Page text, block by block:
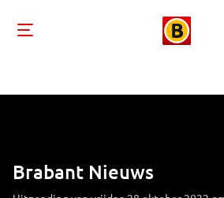
Brabant Nieuws